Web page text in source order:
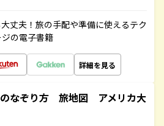
丈夫！旅の手配や準備に使えるテク
の電子書籍
詳細を見る
なぞり方 旅地図 アメリカ大